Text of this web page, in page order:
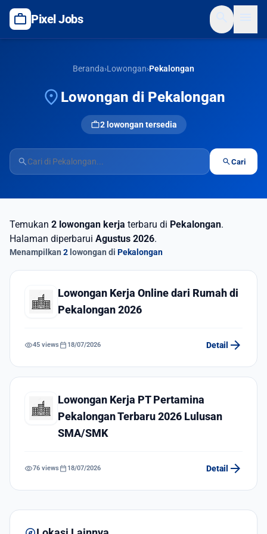
work Pixel Jobs
Beranda›Lowongan›Pekalongan
location_on Lowongan di Pekalongan
work2 lowongan tersedia
search searchCari
Temukan 2 lowongan kerja terbaru di Pekalongan.
Halaman diperbarui Agustus 2026.
Menampilkan 2 lowongan di Pekalongan
Lowongan Kerja Online dari Rumah di
Pekalongan 2026
visibility45 views calendar_today 18/07/2026 Detail arrow_forward
Lowongan Kerja PT Pertamina
Pekalongan Terbaru 2026 Lulusan
SMA/SMK
visibility76 views calendar_today 18/07/2026 Detail arrow_forward